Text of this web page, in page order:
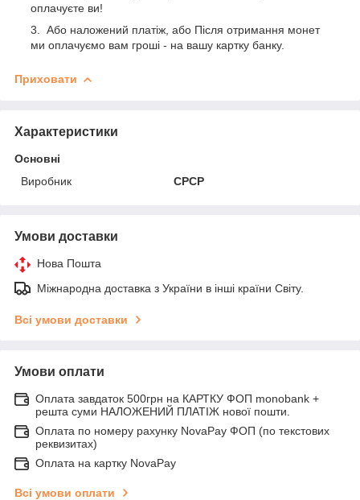
оплачуєте ви!
Або наложений платіж, або Після отримання монет
ми оплачуємо вам гроші - на вашу картку банку.
Приховати
Характеристики
Основні
Виробник
СРСР
Умови доставки
Нова Пошта
Міжнародна доставка з України в інші країни Світу.
Всі умови доставки
Умови оплати
Оплата завдаток 500грн на КАРТКУ ФОП monobank +
решта суми НАЛОЖЕНИЙ ПЛАТІЖ нової пошти.
Оплата по номеру рахунку NovaPay ФОП (по текстових
реквизитах)
Оплата на картку NovaPay
Всі умови оплати